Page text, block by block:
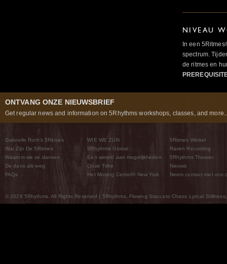
NIVEAU
In een
spectrum.
de ritmes en
ONTVANG ONZE NIEUWSBRIEF
Get regular news and information on 5Rhythms workshops, classes, and
Gabrielle Roth’s 5Ritmes
Wat Zijn De 5Ritmes
Waarom we ze dansen
De dans als weg
FAQs
WIE WE ZIJN
5Rhythms Global
Een wereld aan mogelijkheden
Onze Tribe
Het Moving Center® New York
5Ritmes Winkel
Raven Recording
5Rhythms Theater
Nieuws
Neem contact met ons
© 2026 5Rhythms. All Rights Reserved | 5Rhythms, Flowing Staccato Chaos Lyrical